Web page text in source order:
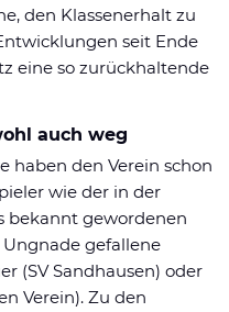
den Klassenerhalt zu
seit Ende
eine so zurückhaltende
auch weg
haben den Verein schon
wie der in der
bekannt gewordenen
Ungnade gefallene
(SV Sandhausen) oder
Verein). Zu den